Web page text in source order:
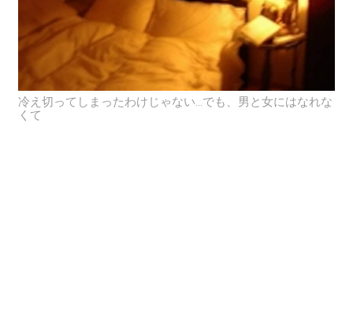
冷え切ってしまったわけじゃない…でも、男と女にはなれな
くて